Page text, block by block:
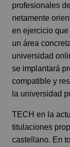
profesionales
netamente
en ejercicio
un área
universidad
se implantará
compatible y
la universidad
TECH en la
titulaciones
castellano. En